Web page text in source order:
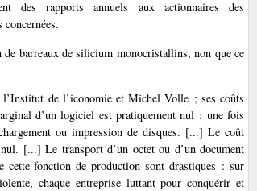
des rapports annuels aux actionnaires des
barreaux de silicium monocristallins, non que ce
de l’iconomie et Michel Volle ; ses coûts
d’un logiciel est pratiquement nul : une fois
ou impression de disques. [...] Le coût
[...] Le transport d’un octet ou d’un document
cette fonction de production sont drastiques : sur
chaque entreprise luttant pour conquérir et